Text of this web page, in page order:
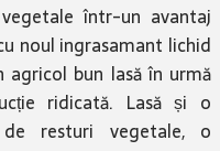
într-un avantaj
noul ingrasamant lichid
agricol bun lasă în urmă
ridicată. Lasă și o
resturi vegetale, o